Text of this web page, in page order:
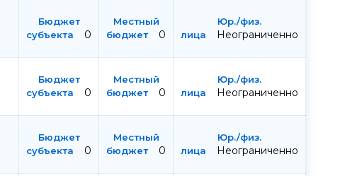
0 0 Неограниченно
0 0 Неограниченно
0 0 Неограниченно